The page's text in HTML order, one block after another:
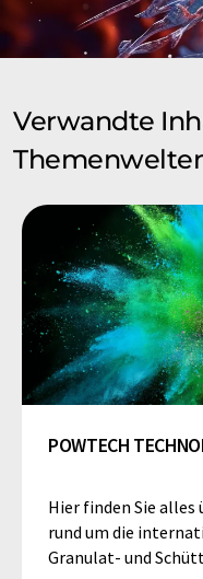
Verwandte
POWTECH
Hier finden Sie
rund um die
Granulat- und